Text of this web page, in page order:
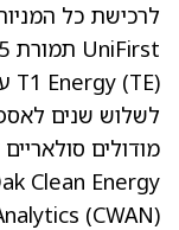
UniFirst תמורת 275 דולר למניה במזומן
T1 Energy (TE
Clean Energy
(CWAN